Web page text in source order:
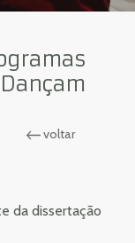
voltar
da dissertação